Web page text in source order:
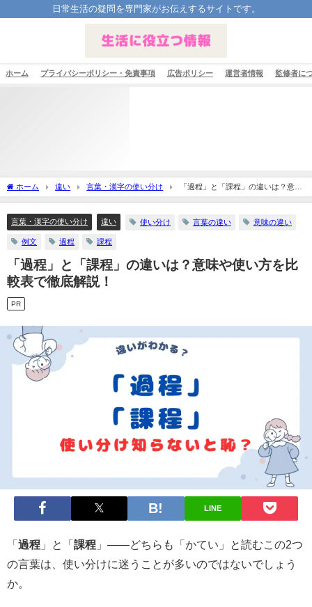
日常生活の疑問を専門家がお伝えするサイトです。
ホーム プライバシーポリシー・免責事項 広告ポリシー 運営者情報 監修者に
ホーム 違い 言葉・漢字の使い分け
「過程」と「課程」の違いは？意味
や使い方を比較表で徹底解説！
言葉・漢字の使い分け 違い 使い分け 言葉の違い 意味の違い
例文 過程 課程
「過程」と「課程」の違いは？意味や使い方を比
較表で徹底解説！
PR
LINE
「過程 」と「課程 」——どちらも「かてい」と読むこの2つ
の言葉は、使い分けに迷うことが多いのではないでしょう
か。